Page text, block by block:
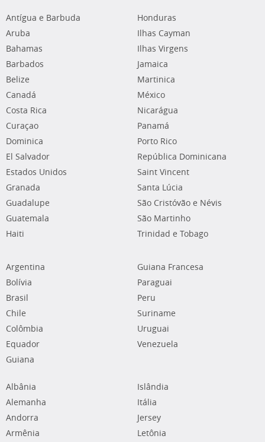
Antígua e Barbuda
Aruba
Bahamas
Barbados
Belize
Canadá
Costa Rica
Curaçao
Dominica
El Salvador
Estados Unidos
Granada
Guadalupe
Guatemala
Haiti
Honduras
Ilhas Cayman
Ilhas Virgens
Jamaica
Martinica
México
Nicarágua
Panamá
Porto Rico
República Dominicana
Saint Vincent
Santa Lúcia
São Cristóvão e Névis
São Martinho
Trinidad e Tobago
Argentina
Bolívia
Brasil
Chile
Colômbia
Equador
Guiana
Guiana Francesa
Paraguai
Peru
Suriname
Uruguai
Venezuela
Albânia
Alemanha
Andorra
Armênia
Islândia
Itália
Jersey
Letônia